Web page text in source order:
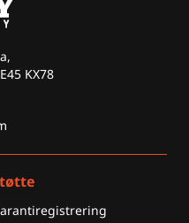
KX78